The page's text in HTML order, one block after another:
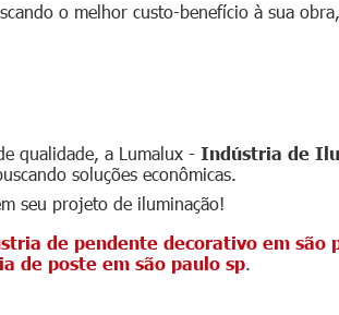
o melhor custo-benefício à sua
qualidade, a Lumalux - Indústria de
soluções econômicas.
seu projeto de iluminação!
de pendente decorativo em são
de poste em são paulo sp.